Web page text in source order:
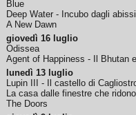
Blue
Deep Water - Incubo dagli abissi
A New Dawn
giovedì 16 luglio
Odissea
Agent of Happiness - Il Bhutan
lunedì 13 luglio
Lupin III - Il castello di
La casa dalle finestre che ridono
The Doors